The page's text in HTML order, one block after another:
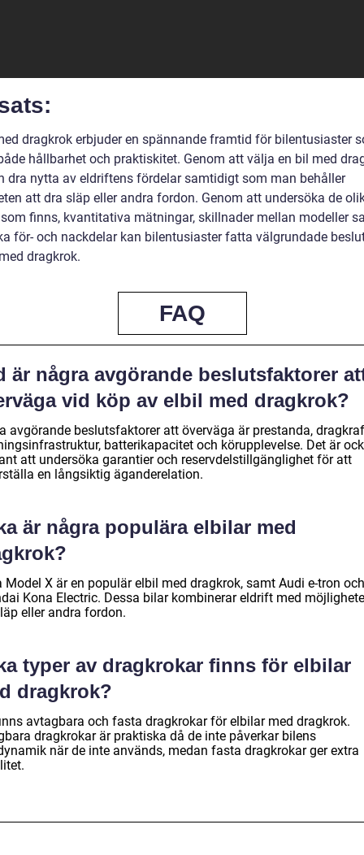
dragkrok erbjuder en spännande framtid för bilentusiaster
hållbarhet och praktiskitet. Genom att välja en bil med
dra nytta av eldriftens fördelar samtidigt som man behåller
att dra släp eller andra fordon. Genom att undersöka de
finns, kvantitativa mätningar, skillnader mellan modeller
för- och nackdelar kan bilentusiaster fatta välgrundade
dragkrok.
FAQ
är några avgörande beslutsfaktorer
vid köp av elbil med dragkrok?
avgörande beslutsfaktorer att överväga är prestanda,
batterikapacitet och körupplevelse. Det är
att undersöka garantier och reservdelstillgänglighet för att
en långsiktig äganderelation.
är några populära elbilar med
Model X är en populär elbil med dragkrok, samt Audi e-tron och
Kona Electric. Dessa bilar kombinerar eldrift med
eller andra fordon.
typer av dragkrokar finns för elbilar
dragkrok?
avtagbara och fasta dragkrokar för elbilar med dragkrok.
dragkrokar är praktiska då de inte påverkar bilens
när de inte används, medan fasta dragkrokar ger extra